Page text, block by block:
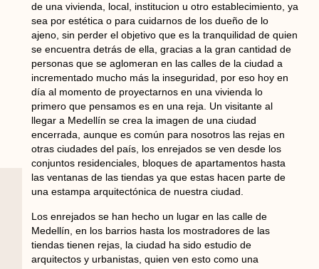
de una vivienda, local, institucion u otro establecimiento, ya
sea por estética o para cuidarnos de los dueño de lo
ajeno, sin perder el objetivo que es la tranquilidad de quien
se encuentra detrás de ella, gracias a la gran cantidad de
personas que se aglomeran en las calles de la ciudad a
incrementado mucho más la inseguridad, por eso hoy en
día al momento de proyectarnos en una vivienda lo
primero que pensamos es en una reja. Un visitante al
llegar a Medellín se crea la imagen de una ciudad
encerrada, aunque es común para nosotros las rejas en
otras ciudades del país, los enrejados se ven desde los
conjuntos residenciales, bloques de apartamentos hasta
las ventanas de las tiendas ya que estas hacen parte de
una estampa arquitectónica de nuestra ciudad.
Los enrejados se han hecho un lugar en las calle de
Medellín, en los barrios hasta los mostradores de las
tiendas tienen rejas, la ciudad ha sido estudio de
arquitectos y urbanistas, quien ven esto como una